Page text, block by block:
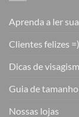
Aprenda a ler
Clientes felizes =)
Dicas de
Guia de tamanho
Nossas lojas